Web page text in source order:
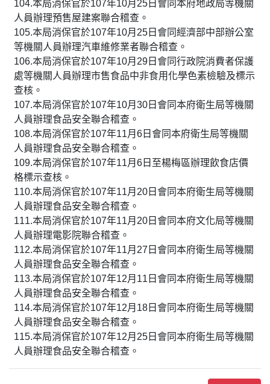
104.本局消保官於107年10月25日會同本府地政局等機關
人員辦理預售屋建案聯合稽查。
105.本局消保官於107年10月25日會同經濟部中部辦公室
等機關人員辦理汽車維修業者聯合稽查。
106.本局消保官於107年10月29日會同行政院消費者保護
處等機關人員辦理市售食品中非食用化學色素檢驗及標示
查核。
107.本局消保官於107年10月30日會同本府衛生局等機關
人員辦理食品安全聯合稽查。
108.本局消保官於107年11月6日會同本府衛生局等機關
人員辦理食品安全聯合稽查。
109.本局消保官於107年11月6日至楊梅區辦理飲食店價
格標示查核。
110.本局消保官於107年11月20日會同本府衛生局等機關
人員辦理食品安全聯合稽查。
111.本局消保官於107年11月20日會同本府文化局等機關
人員辦理電影院聯合稽查。
112.本局消保官於107年11月27日會同本府衛生局等機關
人員辦理食品安全聯合稽查。
113.本局消保官於107年12月11日會同本府衛生局等機關
人員辦理食品安全聯合稽查。
114.本局消保官於107年12月18日會同本府衛生局等機關
人員辦理食品安全聯合稽查。
115.本局消保官於107年12月25日會同本府衛生局等機關
人員辦理食品安全聯合稽查。